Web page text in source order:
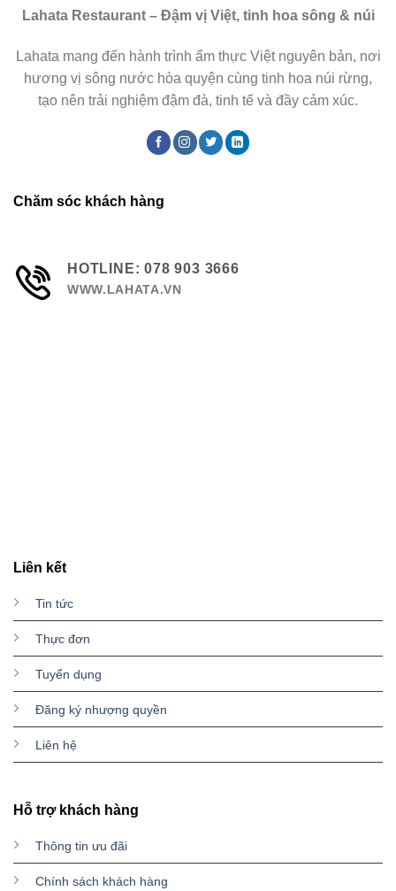
Lahata Restaurant – Đậm vị Việt, tinh hoa sông & núi
Lahata mang đến hành trình ẩm thực Việt nguyên bản, nơi
hương vị sông nước hòa quyện cùng tinh hoa núi rừng,
tạo nên trải nghiệm đậm đà, tinh tế và đầy cảm xúc.
Liên kết
Tin tức
Thực đơn
Tuyển dụng
Đăng ký nhượng quyền
Liên hệ
Hỗ trợ khách hàng
Thông tin ưu đãi
Chính sách khách hàng
Chăm sóc khách hàng
HOTLINE: 078 903 3666
WWW.LAHATA.VN